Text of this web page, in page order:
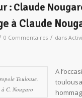
: Claude
à Claude
0 Commentaires / dans
Toulouse,
à C. Nougaro
A